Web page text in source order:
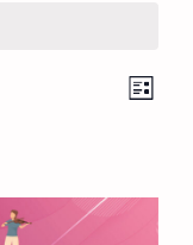
Liste